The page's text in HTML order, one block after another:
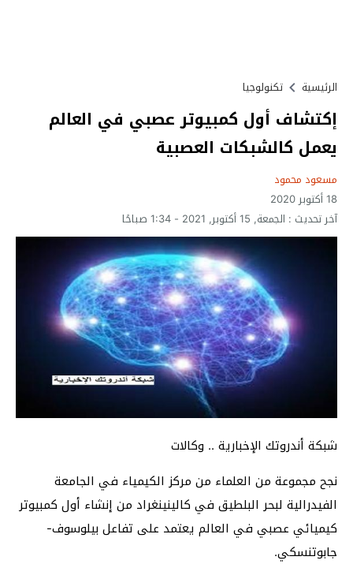
الرئيسية تكنولوجيا
إكتشاف أول كمبيوتر عصبي في العالم
يعمل كالشبكات العصبية
مسعود محمود
18 أكتوبر 2020
آخر تحديث : الجمعة, 15 أكتوبر, 2021 - 1:34 صباحًا
شبكة أندروتك الإخبارية .. وكالات
نجح مجموعة من العلماء من مركز الكيمياء في الجامعة
الفيدرالية لبحر البلطيق في كالينينغراد من إنشاء أول كمبيوتر
كيميائي عصبي في العالم يعتمد على تفاعل بيلوسوف-
جابوتنسكي.